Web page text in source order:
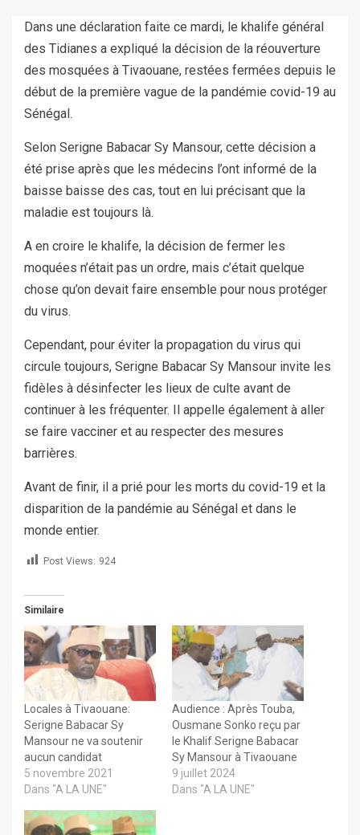
Dans une déclaration faite ce mardi, le khalife général
des Tidianes a expliqué la décision de la réouverture
des mosquées à Tivaouane, restées fermées depuis le
début de la première vague de la pandémie covid-19 au
Sénégal.
Selon Serigne Babacar Sy Mansour, cette décision a
été prise après que les médecins l’ont informé de la
baisse baisse des cas, tout en lui précisant que la
maladie est toujours là.
A en croire le khalife, la décision de fermer les
moquées n’était pas un ordre, mais c’était quelque
chose qu’on devait faire ensemble pour nous protéger
du virus.
Cependant, pour éviter la propagation du virus qui
circule toujours, Serigne Babacar Sy Mansour invite les
fidèles à désinfecter les lieux de culte avant de
continuer à les fréquenter. Il appelle également à aller
se faire vacciner et au respecter des mesures
barrières.
Avant de finir, il a prié pour les morts du covid-19 et la
disparition de la pandémie au Sénégal et dans le
monde entier.
Post Views: 924
Similaire
Locales à Tivaouane:
Serigne Babacar Sy
Mansour ne va soutenir
aucun candidat
5 novembre 2021
Dans "A LA UNE"
Audience : Après Touba,
Ousmane Sonko reçu par
le Khalif Serigne Babacar
Sy Mansour à Tivaouane
9 juillet 2024
Dans "A LA UNE"